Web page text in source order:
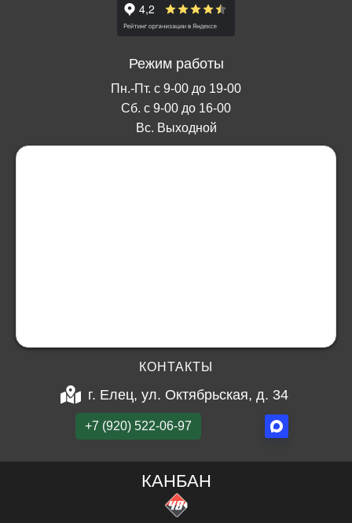
Режим работы
Пн.-Пт. с 9-00 до 19-00
Сб. с 9-00 до 16-00
Вс. Выходной
КОНТАКТЫ
г. Елец, ул. Октябрьская, д. 34
+7 (920) 522-06-97
КАНБАН